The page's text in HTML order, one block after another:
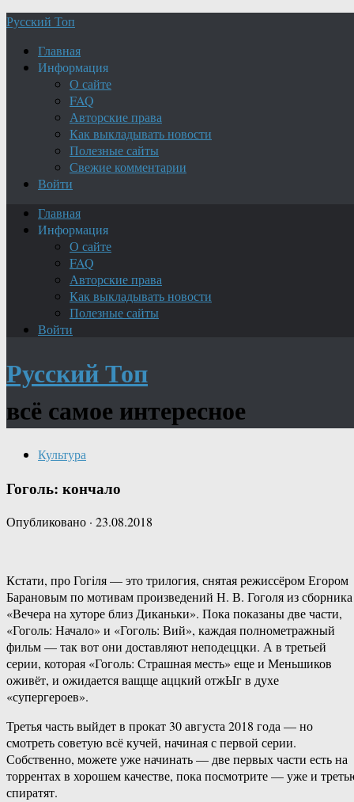
Русский Топ
Главная
Информация
О сайте
FAQ
Авторские права
Как выкладывать новости
Полезные сайты
Свежие комментарии
Войти
Главная
Информация
О сайте
FAQ
Авторские права
Как выкладывать новости
Полезные сайты
Войти
Русский Топ
всё самое интересное
Культура
Гоголь: кончало
Опубликовано · 23.08.2018
Кстати, про Гогiля — это трилогия, снятая режиссёром Егором
Барановым по мотивам произведений Н. В. Гоголя из сборника
«Вечера на хуторе близ Диканьки». Пока показаны две части,
«Гоголь: Начало» и «Гоголь: Вий», каждая полнометражный
фильм — так вот они доставляют неподеццки. А в третьей
серии, которая «Гоголь: Страшная месть» еще и Меньшиков
оживёт, и ожидается ващще аццкий отжЫг в духе
«супергероев».
Третья часть выйдет в прокат 30 августа 2018 года — но
смотреть советую всё кучей, начиная с первой серии.
Собственно, можете уже начинать — две первых части есть на
торрентах в хорошем качестве, пока посмотрите — уже и
спиратят.